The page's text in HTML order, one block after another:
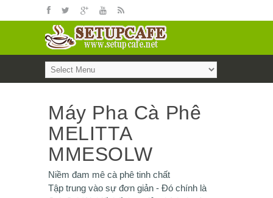
Máy Pha Cà Phê
MELITTA
MMESOLW
Niềm đam mê cà phê tinh chất
Tập trung vào sự đơn giản - Đó chính là